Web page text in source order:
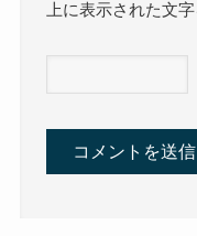
上に表示された文